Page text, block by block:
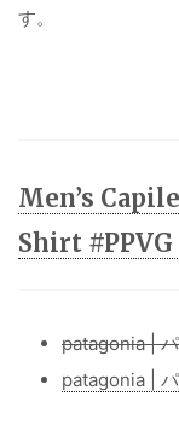
す。
Men’s
Shirt #PPVG
patagonia |
patagonia |